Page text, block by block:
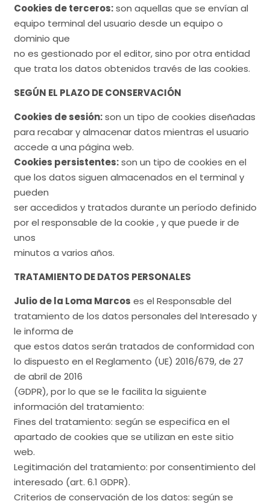
Cookies de terceros:son aquellas que se envían al
equipo terminal del usuario desde un equipo o
dominio que
no es gestionado por el editor, sino por otra entidad
que trata los datos obtenidos través de las cookies.
SEGÚN EL PLAZO DE CONSERVACIÓN
Cookies de sesión:son un tipo de cookies diseñadas
para recabar y almacenar datos mientras el usuario
accede a una página web.
Cookies persistentes:son un tipo de cookies en el
que los datos siguen almacenados en el terminal y
pueden
ser accedidos y tratados durante un período definido
por el responsable de la cookie , y que puede ir de
unos
minutos a varios años.
TRATAMIENTO DE DATOS PERSONALES
Julio de la Loma Marcos es el Responsable del
tratamiento de los datos personales del Interesado y
le informa de
que estos datos serán tratados de conformidad con
lo dispuesto en el Reglamento (UE) 2016/679, de 27
de abril de 2016
(GDPR), por lo que se le facilita la siguiente
información del tratamiento:
Fines del tratamiento: según se especifica en el
apartado de cookies que se utilizan en este sitio
web.
Legitimación del tratamiento: por consentimiento del
interesado (art. 6.1 GDPR).
Criterios de conservación de los datos: según se